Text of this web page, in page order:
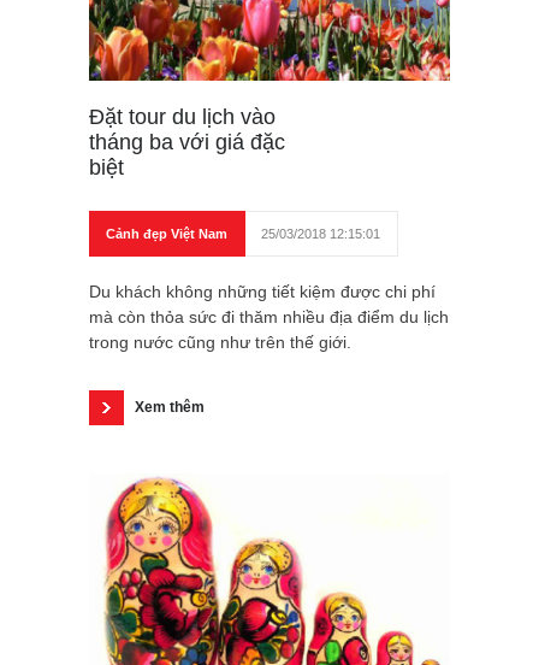
Đặt tour du lịch vào
tháng ba với giá đặc
biệt
Cảnh đẹp Việt Nam 25/03/2018 12:15:01
Du khách không những tiết kiệm được chi phí
mà còn thỏa sức đi thăm nhiều địa điểm du lịch
trong nước cũng như trên thế giới.
Xem thêm